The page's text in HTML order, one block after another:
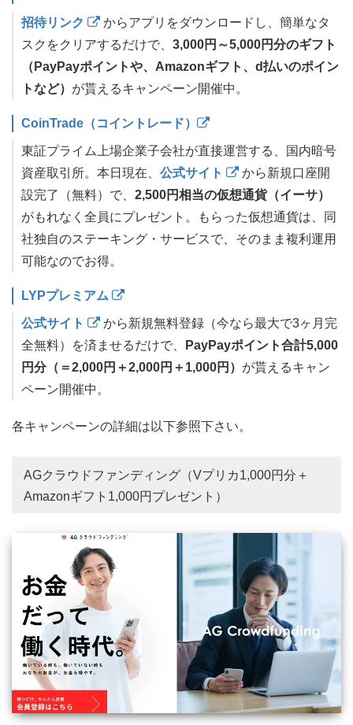
招待リンク
からアプリをダウンロードし、簡単なタ
スクをクリアするだけで、 3,000円～5,000円分のギフト
（PayPayポイントや、Amazonギフト、d払いのポイン
トなど） が貰えるキャンペーン開催中。
CoinTrade（コイントレード）
東証プライム上場企業子会社が直接運営する、国内暗号
資産取引所。本日現在、 公式サイト
から新規口座開
設完了（無料）で、 2,500円相当の仮想通貨（イーサ）
がもれなく全員にプレゼント。もらった仮想通貨は、同
社独自のステーキング・サービスで、そのまま複利運用
可能なのでお得。
LYPプレミアム
公式サイト
から新規無料登録（今なら最大で3ヶ月完
全無料）を済ませるだけで、
PayPayポイント合計5,000
円分（＝2,000円＋2,000円＋1,000円） が貰えるキャン
ペーン開催中。
各キャンペーンの詳細は以下参照下さい。
AGクラウドファンディング（Vプリカ1,000円分＋
Amazonギフト1,000円プレゼント）